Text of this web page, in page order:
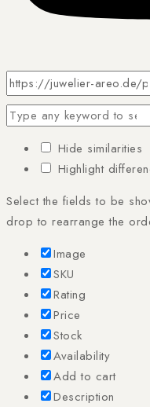
Hide similarities
Highlight
Select the fields to be
drop to rearrange the
Image
SKU
Rating
Price
Stock
Availability
Add to cart
Description